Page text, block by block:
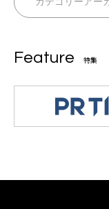
Feature 特集